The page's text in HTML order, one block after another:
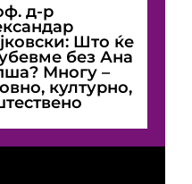
д-р
Што ќе
без Ана
Многу –
културно,